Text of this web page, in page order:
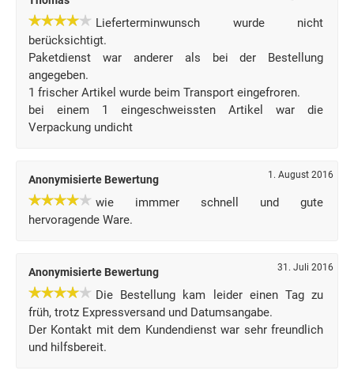
Lieferterminwunsch wurde nicht
berücksichtigt.
Paketdienst war anderer als bei der Bestellung
angegeben.
1 frischer Artikel wurde beim Transport eingefroren.
bei einem 1 eingeschweissten Artikel war die
Verpackung undicht
Anonymisierte Bewertung 1. August 2016
wie immmer schnell und gute
hervoragende Ware.
Anonymisierte Bewertung 31. Juli 2016
Die Bestellung kam leider einen Tag zu
früh, trotz Expressversand und Datumsangabe.
Der Kontakt mit dem Kundendienst war sehr freundlich
und hilfsbereit.